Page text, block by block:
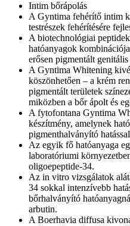
Intim bőrápolás
A Gyntima fehérítő intim
testrészek fehérítésére
A biotechnológiai
hatóanyagok
erősen pigmentált
A Gyntima Whitening
köszönhetően – a krém
pigmentált területek
miközben a bőr ápolt és
A fytofontana Gyntima
készítmény, amelynek
pigmenthalványító
Az egyik fő hatóanyaga
laboratóriumi
oligoepeptide-34.
Az in vitro vizsgálatok
34 sokkal intenzívebb
bőrhalványító
arbutin.
A Boerhavia diffusa